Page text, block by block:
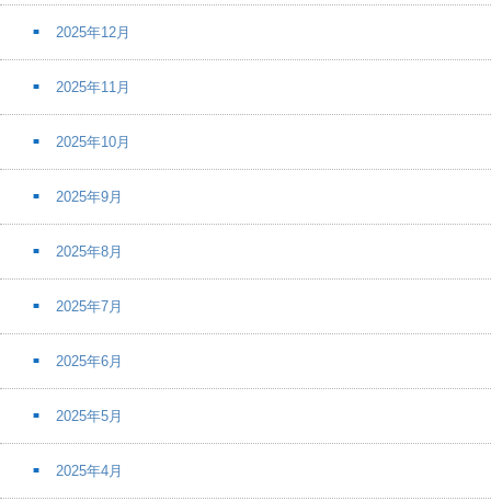
2025年12月
2025年11月
2025年10月
2025年9月
2025年8月
2025年7月
2025年6月
2025年5月
2025年4月